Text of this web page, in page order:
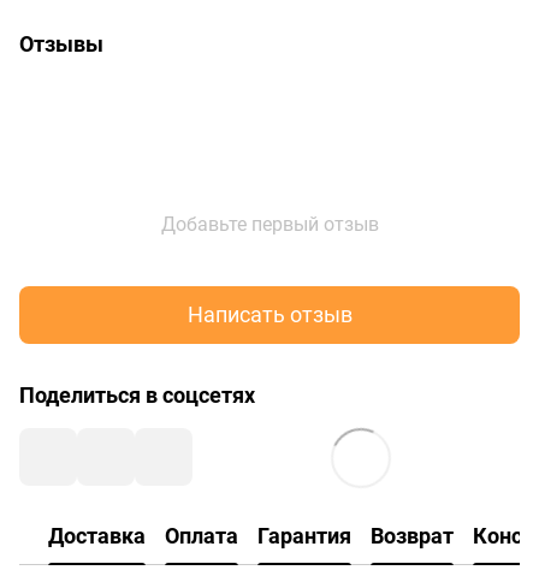
Отзывы
Добавьте первый отзыв
Написать отзыв
Поделиться в соцсетях
Доставка Оплата Гарантия Возврат